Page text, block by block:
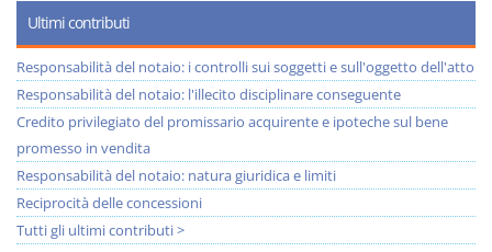
Ultimi contributi
Responsabilità del notaio: i controlli sui soggetti e sull'oggetto dell'atto
Responsabilità del notaio: l'illecito disciplinare conseguente
Credito privilegiato del promissario acquirente e ipoteche sul bene
promesso in vendita
Responsabilità del notaio: natura giuridica e limiti
Reciprocità delle concessioni
Tutti gli ultimi contributi >